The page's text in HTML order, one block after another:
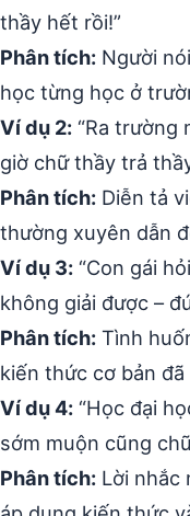
thầy hết rồi!”
Phân tích: Người
học từng học ở
Ví dụ 2: “Ra trường
giờ chữ thầy trả
Phân tích: Diễn tả
thường xuyên dẫn
Ví dụ 3: “Con gái
không giải được –
Phân tích: Tình
kiến thức cơ bản
Ví dụ 4: “Học đại
sớm muộn cũng
Phân tích: Lời nhắc